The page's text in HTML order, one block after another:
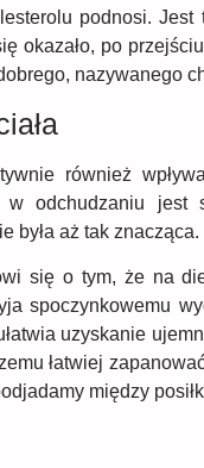
podnosi. Jest
okazało, po
nazywanego
również
odchudzaniu jest
była aż tak znacząca.
się o tym, że na
spoczynkowemu
uzyskanie
łatwiej
między